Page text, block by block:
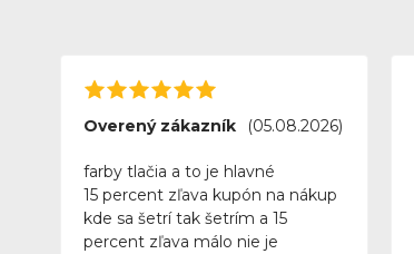
Overený zákazník (05.08.2026)
farby tlačia a to je hlavné
15 percent zľava kupón na nákup
kde sa šetrí tak šetrím a 15
percent zľava málo nie je